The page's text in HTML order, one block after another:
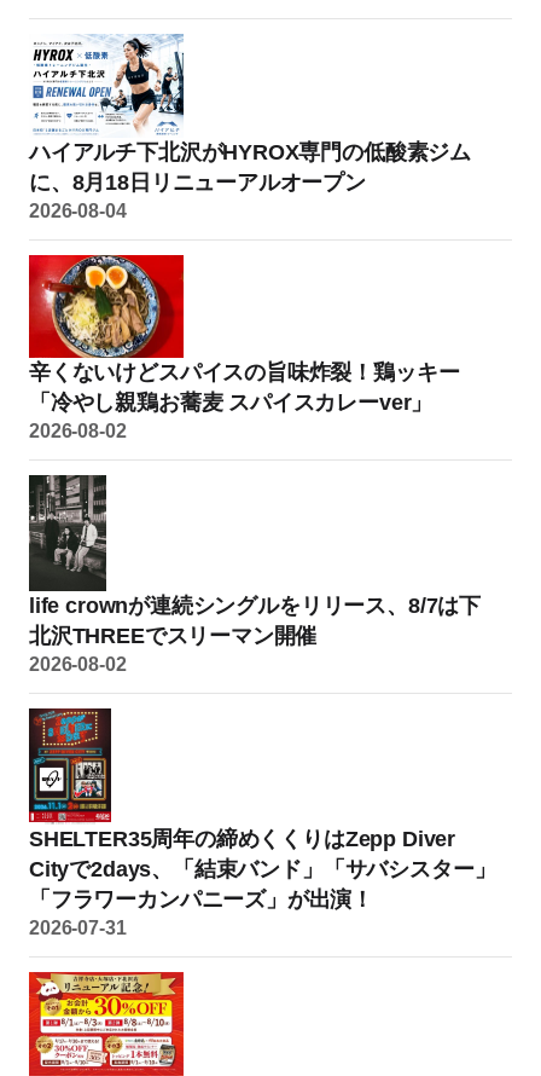
ハイアルチ下北沢がHYROX専門の低酸素ジム
に、8月18日リニューアルオープン
2026-08-04
辛くないけどスパイスの旨味炸裂！鶏ッキー
「冷やし親鶏お蕎麦 スパイスカレーver」
2026-08-02
life crownが連続シングルをリリース、8/7は下
北沢THREEでスリーマン開催
2026-08-02
SHELTER35周年の締めくくりはZepp Diver
Cityで2days、「結束バンド」「サバシスター」
「フラワーカンパニーズ」が出演！
2026-07-31